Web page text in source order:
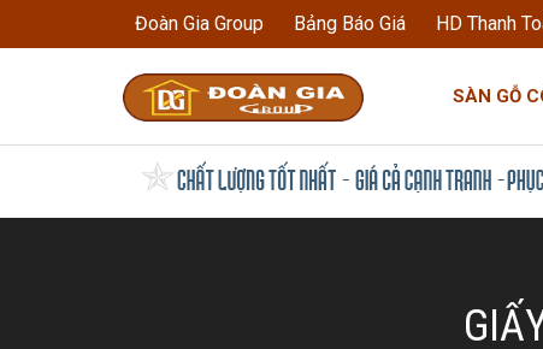
Đoàn Gia Group Bảng Báo Giá HD Thanh
SÀN GỖ